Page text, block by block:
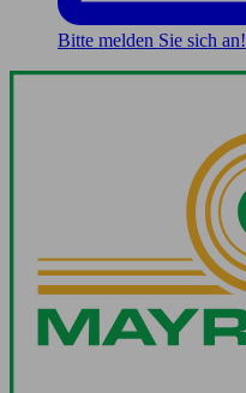
Bitte melden Sie sich an!